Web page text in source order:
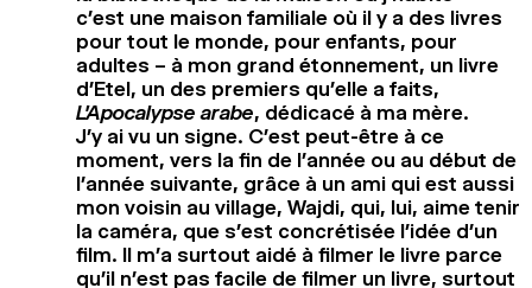
c’est une maison familiale où il y a des livres
pour tout le monde, pour enfants, pour
adultes – à mon grand étonnement, un livre
d’Etel, un des premiers qu’elle a faits,
L’Apocalypse arabe, dédicacé à ma mère.
J’y ai vu un signe. C’est peut-être à ce
moment, vers la fin de l’année ou au début de
l’année suivante, grâce à un ami qui est aussi
mon voisin au village, Wajdi, qui, lui, aime tenir
la caméra, que s’est concrétisée l’idée d’un
film. Il m’a surtout aidé à filmer le livre parce
qu’il n’est pas facile de filmer un livre, surtout